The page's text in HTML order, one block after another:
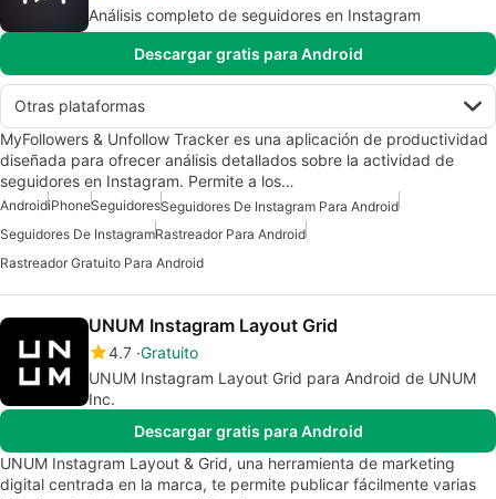
Análisis completo de seguidores en Instagram
Descargar gratis para Android
Otras plataformas
MyFollowers & Unfollow Tracker es una aplicación de productividad
diseñada para ofrecer análisis detallados sobre la actividad de
seguidores en Instagram. Permite a los…
AndroidiPhoneSeguidoresSeguidores De Instagram Para Android
Seguidores De InstagramRastreador Para Android
Rastreador Gratuito Para Android
UNUM Instagram Layout Grid
4.7 Gratuito
UNUM Instagram Layout Grid para Android de UNUM
Inc.
Descargar gratis para Android
UNUM Instagram Layout & Grid, una herramienta de marketing
digital centrada en la marca, te permite publicar fácilmente varias